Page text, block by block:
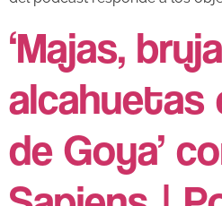
‘Majas,
alcahuetas
de Goya’